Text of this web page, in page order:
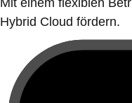
Mit einem flexiblen
Hybrid Cloud fördern.